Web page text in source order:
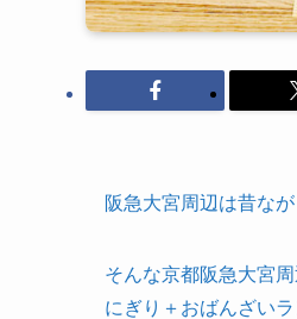
阪急大宮周辺は昔な
そんな京都阪急大宮
にぎり＋おばんざい